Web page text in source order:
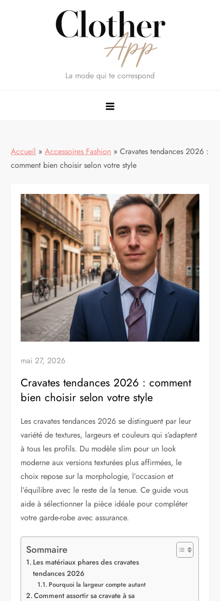
La mode qui te correspond
Accueil »Accessoires Fashion »Cravates tendances 2026 :
comment bien choisir selon votre style
mai 27, 2026
Cravates tendances 2026 : comment
bien choisir selon votre style
Les cravates tendances 2026 se distinguent par leur
variété de textures, largeurs et couleurs qui s’adaptent
à tous les profils. Du modèle slim pour un look
moderne aux versions texturées plus affirmées, le
choix repose sur la morphologie, l’occasion et
l’équilibre avec le reste de la tenue. Ce guide vous
aide à sélectionner la pièce idéale pour compléter
votre garde-robe avec assurance.
Sommaire
Les matériaux phares des cravates
tendances 2026
Pourquoi la largeur compte autant
Comment assortir sa cravate à sa